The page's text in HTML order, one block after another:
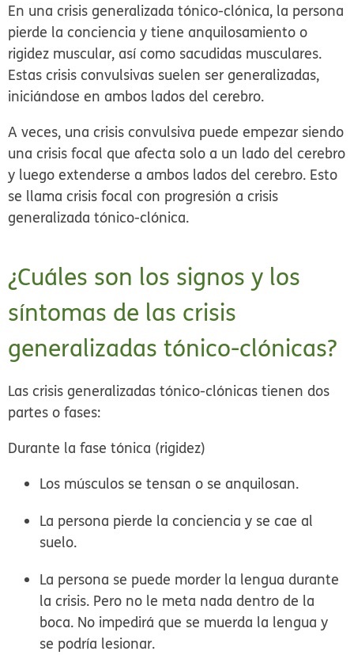
En una crisis generalizada tónico-clónica, la persona
pierde la conciencia y tiene anquilosamiento o
rigidez muscular, así como sacudidas musculares.
Estas crisis convulsivas suelen ser generalizadas,
iniciándose en ambos lados del cerebro.
A veces, una crisis convulsiva puede empezar siendo
una crisis focal que afecta solo a un lado del cerebro
y luego extenderse a ambos lados del cerebro. Esto
se llamacrisis focal con progresión a crisis
generalizada tónico-clónica.
¿Cuáles son los signos y los
síntomas de las crisis
generalizadas tónico-clónicas?
Las crisis generalizadas tónico-clónicas tienen dos
partes o fases:
Durante la fase tónica (rigidez)
Los músculos se tensan o se anquilosan.
La persona pierde la conciencia y se cae al
suelo.
La persona se puede morder la lengua durante
la crisis. Pero no le meta nada dentro de la
boca. No impedirá que se muerda la lengua y
se podría lesionar.